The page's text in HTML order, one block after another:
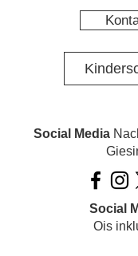
Social Media
Social
Ois